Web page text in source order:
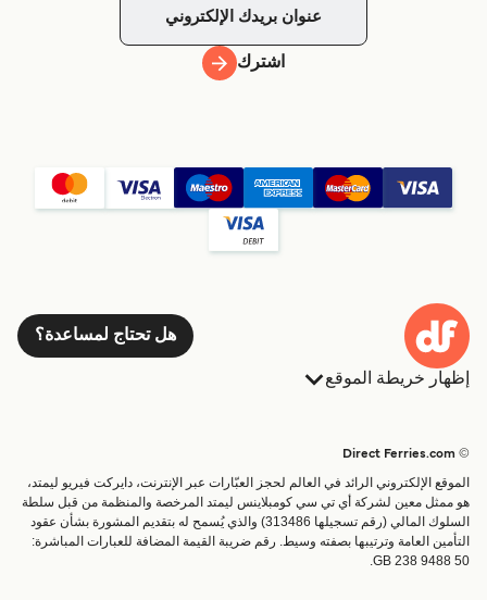
اشترك
هل تحتاج لمساعدة؟
إظهار خريطة الموقع
البلدان
خدمات الزبائن
الباحث عن الرحلات والموانئ
تذاكر العبّارة
العبارات
شحن
عبارة صغيرة
القطار والعبارة
الموقع الإلكتروني الرائد في العالم لحجز العبّارات عبر الإنترنت، دايركت فيريو ليمتد،
هو ممثل معين لشركة أي تي سي كومبلاينس ليمتد المرخصة والمنظمة من قبل سلطة
السلوك المالي (رقم تسجيلها 313486) والذي يُسمح له بتقديم المشورة بشأن عقود
التأمين العامة وترتيبها بصفته وسيط. رقم ضريبة القيمة المضافة للعبارات المباشرة:
GB 238 9488 50.